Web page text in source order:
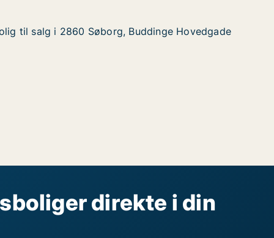
Hovedgade
2860 Søborg, Buddinge Hovedgade
til salg i 2860 Søborg, Buddinge Hovedgade
til salg i 2860 Søborg, Buddinge Hovedgade
direkte i din